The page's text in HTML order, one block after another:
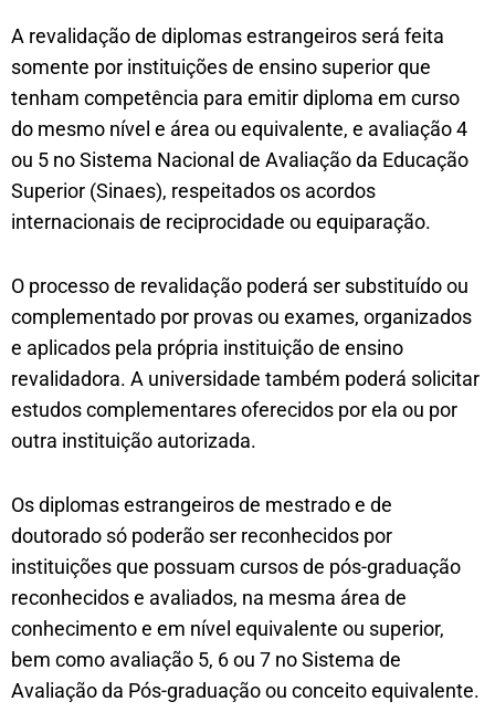
A revalidação de diplomas estrangeiros será feita
somente por instituições de ensino superior que
tenham competência para emitir diploma em curso
do mesmo nível e área ou equivalente, e avaliação 4
ou 5 no Sistema Nacional de Avaliação da Educação
Superior (Sinaes), respeitados os acordos
internacionais de reciprocidade ou equiparação.
O processo de revalidação poderá ser substituído ou
complementado por provas ou exames, organizados
e aplicados pela própria instituição de ensino
revalidadora. A universidade também poderá solicitar
estudos complementares oferecidos por ela ou por
outra instituição autorizada.
Os diplomas estrangeiros de mestrado e de
doutorado só poderão ser reconhecidos por
instituições que possuam cursos de pós-graduação
reconhecidos e avaliados, na mesma área de
conhecimento e em nível equivalente ou superior,
bem como avaliação 5, 6 ou 7 no Sistema de
Avaliação da Pós-graduação ou conceito equivalente.